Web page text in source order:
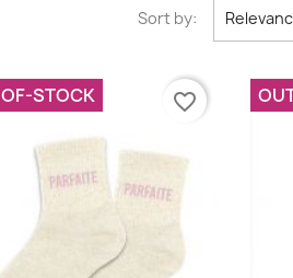
Sort by:
STOCK favorite_border